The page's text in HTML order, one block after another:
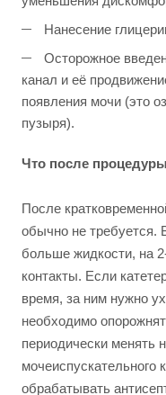
Нанесение
Осторожное
канал и её
появления мочи (это
пузыря).
Что после
После
обычно не требуется.
больше жидкости, на
контакты. Если
время, за ним нужно
необходимо
периодически менять
мочеиспускательного
обрабатывать